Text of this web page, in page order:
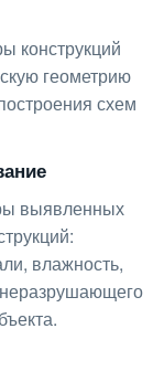
конструкций
геометрию
схем
выявленных
влажность,